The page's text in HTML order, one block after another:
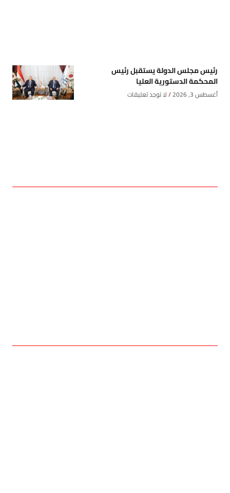
رئيس مجلس الدولة يستقبل رئيس
المحكمة الدستورية العليا
أغسطس 3, 2026 لا توجد تعليقات